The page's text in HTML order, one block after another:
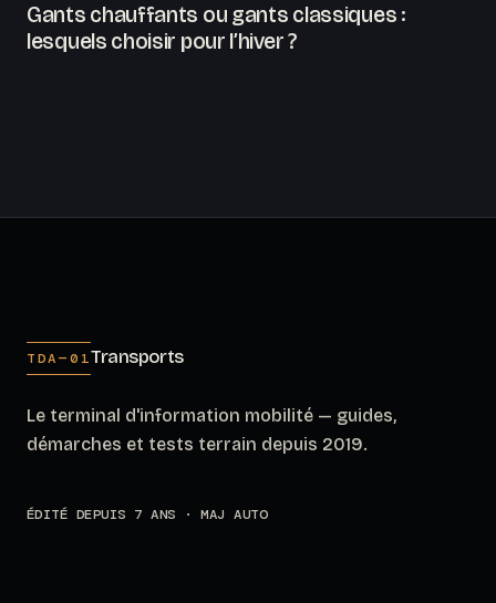
Gants chauffants ou gants classiques :
lesquels choisir pour l’hiver ?
TDA—01Transports
Le terminal d'information mobilité — guides,
démarches et tests terrain depuis 2019.
ÉDITÉ DEPUIS 7 ANS · MAJ AUTO